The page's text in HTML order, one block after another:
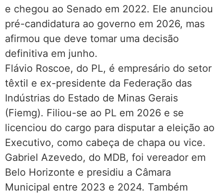
e chegou ao Senado em 2022. Ele anunciou
pré-candidatura ao governo em 2026, mas
afirmou que deve tomar uma decisão
definitiva em junho.
Flávio Roscoe, do PL, é empresário do setor
têxtil e ex-presidente da Federação das
Indústrias do Estado de Minas Gerais
(Fiemg). Filiou-se ao PL em 2026 e se
licenciou do cargo para disputar a eleição ao
Executivo, como cabeça de chapa ou vice.
Gabriel Azevedo, do MDB, foi vereador em
Belo Horizonte e presidiu a Câmara
Municipal entre 2023 e 2024. Também